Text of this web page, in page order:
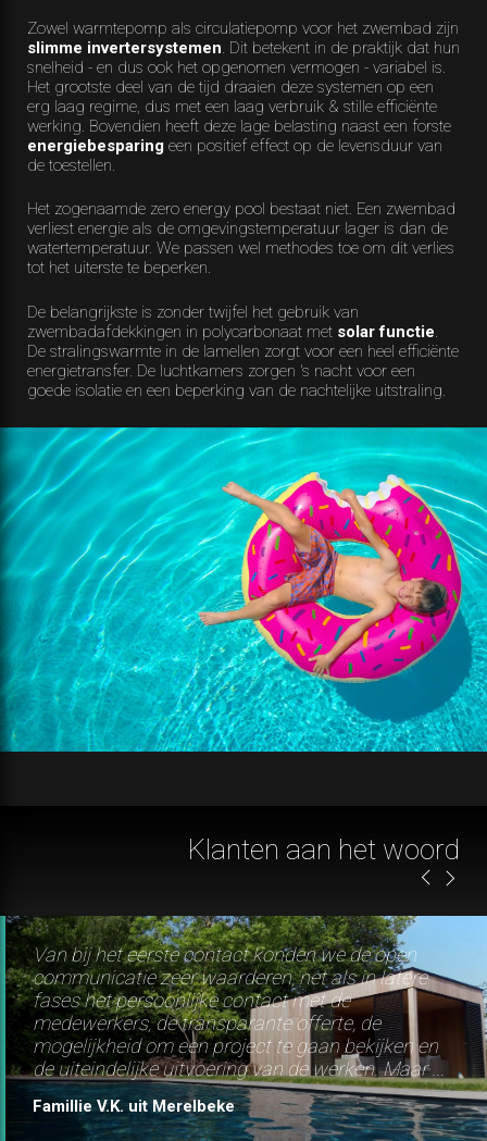
Zowel warmtepomp als circulatiepomp voor het zwembad zijn
slimme invertersystemen. Dit betekent in de praktijk dat hun
snelheid - en dus ook het opgenomen vermogen - variabel is.
Het grootste deel van de tijd draaien deze systemen op een
erg laag regime, dus met een laag verbruik & stille efficiënte
werking. Bovendien heeft deze lage belasting naast een forste
energiebesparing een positief effect op de levensduur van
de toestellen.
Het zogenaamde zero energy pool bestaat niet. Een zwembad
verliest energie als de omgevingstemperatuur lager is dan de
watertemperatuur. We passen wel methodes toe om dit verlies
tot het uiterste te beperken.
De belangrijkste is zonder twijfel het gebruik van
zwembadafdekkingen in polycarbonaat met solar functie.
De stralingswarmte in de lamellen zorgt voor een heel efficiënte
energietransfer. De luchtkamers zorgen 's nacht voor een
goede isolatie en een beperking van de nachtelijke uitstraling.
Famillie V.K. uit Merelbeke
Van bij het eerste contact konden we de open
communicatie zeer waarderen, net als in latere
fases het persoonlijke contact met de
medewerkers, de transparante offerte, de
mogelijkheid om een project te gaan bekijken en
de uiteindelijke uitvoering van de werken. Maar ...